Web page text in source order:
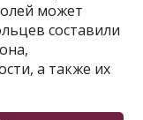
может
составили
а также их